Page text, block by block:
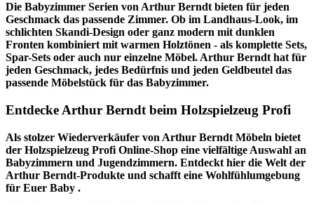
Die Babyzimmer Serien von Arthur Berndt bieten für jeden
Geschmack das passende Zimmer. Ob im Landhaus-Look, im
schlichten Skandi-Design oder ganz modern mit dunklen
Fronten kombiniert mit warmen Holztönen - als komplette Sets,
Spar-Sets oder auch nur einzelne Möbel. Arthur Berndt hat für
jeden Geschmack, jedes Bedürfnis und jeden Geldbeutel das
passende Möbelstück für das Babyzimmer.
Entdecke Arthur Berndt beim Holzspielzeug Profi
Als stolzer Wiederverkäufer von Arthur Berndt Möbeln bietet
der Holzspielzeug Profi Online-Shop eine vielfältige Auswahl an
Babyzimmern und Jugendzimmern. Entdeckt hier die Welt der
Arthur Berndt-Produkte und schafft eine Wohlfühlumgebung
für Euer Baby .